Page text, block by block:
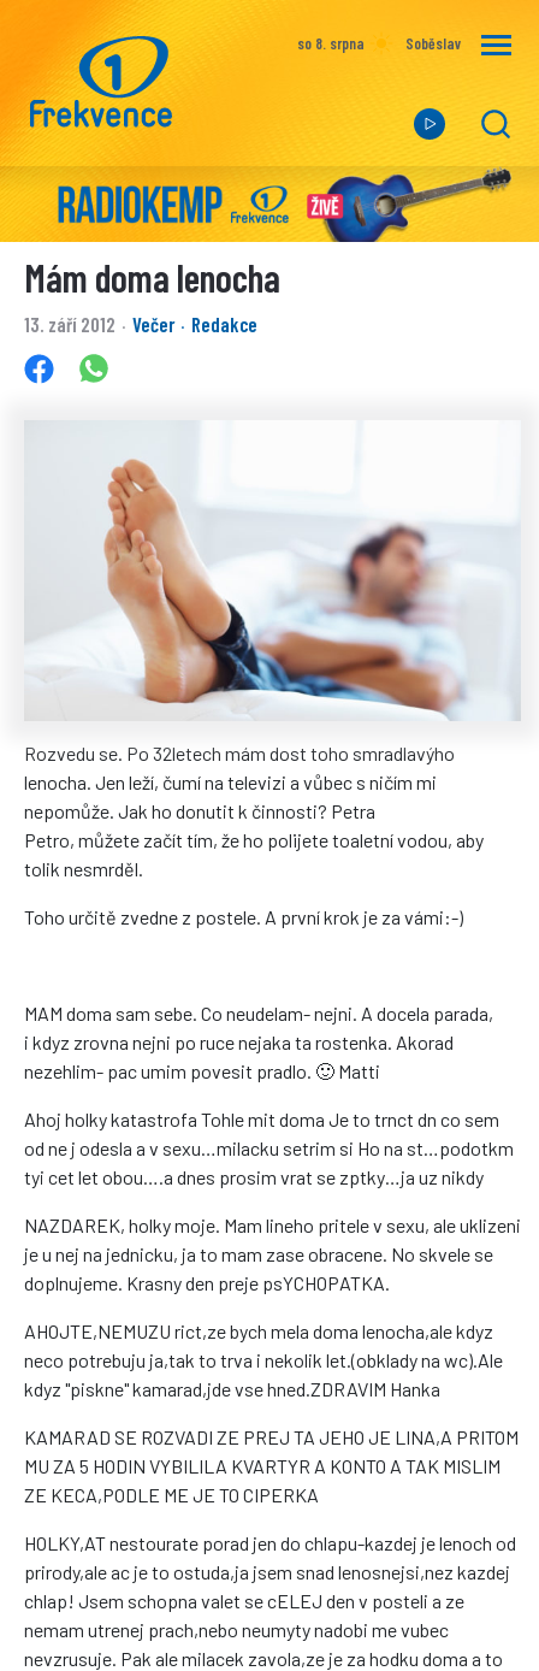
so 8. srpna Soběslav
Mám doma lenocha
13. září 2012 · Večer · Redakce
Rozvedu se. Po 32letech mám dost toho smradlavýho
lenocha. Jen leží, čumí na televizi a vůbec s ničím mi
nepomůže. Jak ho donutit k činnosti? Petra
Petro, můžete začít tím, že ho polijete toaletní vodou, aby
tolik nesmrděl.
Toho určitě zvedne z postele. A první krok je za vámi:-)
MAM doma sam sebe. Co neudelam- nejni. A docela parada,
i kdyz zrovna nejni po ruce nejaka ta rostenka. Akorad
nezehlim- pac umim povesit pradlo. 🙂 Matti
Ahoj holky katastrofa Tohle mit doma Je to trnct dn co sem
od ne j odesla a v sexu…milacku setrim si Ho na st…podotkm
tyi cet let obou….a dnes prosim vrat se zptky…ja uz nikdy
NAZDAREK, holky moje. Mam lineho pritele v sexu, ale uklizeni
je u nej na jednicku, ja to mam zase obracene. No skvele se
doplnujeme. Krasny den preje psYCHOPATKA.
AHOJTE,NEMUZU rict,ze bych mela doma lenocha,ale kdyz
neco potrebuju ja,tak to trva i nekolik let.(obklady na wc).Ale
kdyz "piskne" kamarad,jde vse hned.ZDRAVIM Hanka
KAMARAD SE ROZVADI ZE PREJ TA JEHO JE LINA,A PRITOM
MU ZA 5 HODIN VYBILILA KVARTYR A KONTO A TAK MISLIM
ZE KECA,PODLE ME JE TO CIPERKA
HOLKY,AT nestourate porad jen do chlapu-kazdej je lenoch od
prirody,ale ac je to ostuda,ja jsem snad lenosnejsi,nez kazdej
chlap! Jsem schopna valet se cELEJ den v posteli a ze
nemam utrenej prach,nebo neumyty nadobi me vubec
nevzrusuje. Pak ale milacek zavola,ze je za hodku doma a to